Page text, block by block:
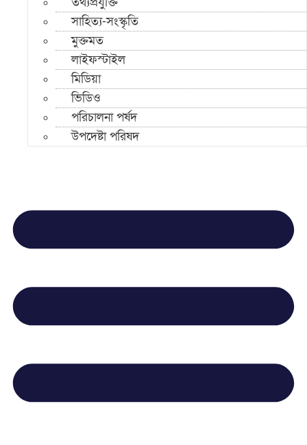
সাহিত্য-সংস্কৃতি
মুক্তমত
লাইফস্টাইল
মিডিয়া
ভিডিও
পরিচালনা পর্ষদ
উপদেষ্টা পরিষদ